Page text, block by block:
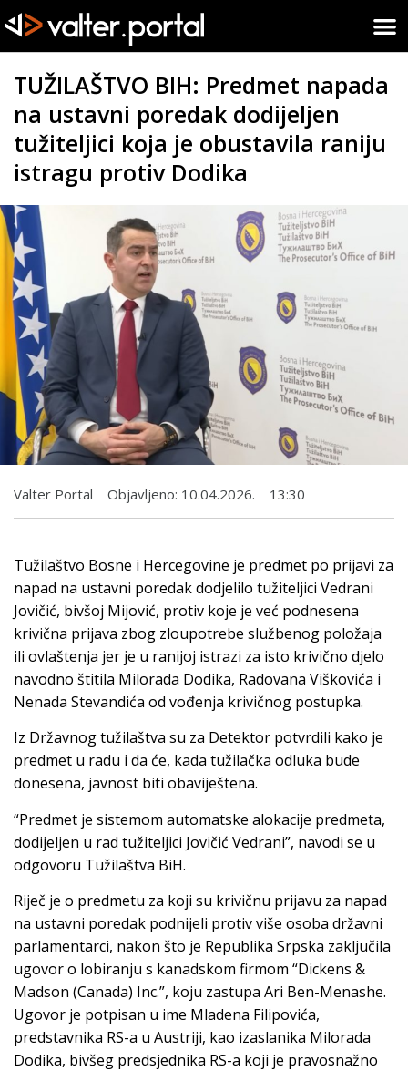
TUŽILAŠTVO BIH: Predmet napada
na ustavni poredak dodijeljen
tužiteljici koja je obustavila raniju
istragu protiv Dodika
Valter Portal Objavljeno: 10.04.2026. 13:30
Tužilaštvo Bosne i Hercegovine je predmet po prijavi za
napad na ustavni poredak dodjelilo tužiteljici Vedrani
Jovičić, bivšoj Mijović, protiv koje je već podnesena
krivična prijava zbog zloupotrebe službenog položaja
ili ovlaštenja jer je u ranijoj istrazi za isto krivično djelo
navodno štitila Milorada Dodika, Radovana Viškovića i
Nenada Stevandića od vođenja krivičnog postupka.
Iz Državnog tužilaštva su za Detektor potvrdili kako je
predmet u radu i da će, kada tužilačka odluka bude
donesena, javnost biti obaviještena.
“Predmet je sistemom automatske alokacije predmeta,
dodijeljen u rad tužiteljici Jovičić Vedrani”, navodi se u
odgovoru Tužilaštva BiH.
Riječ je o predmetu za koji su krivičnu prijavu za napad
na ustavni poredak podnijeli protiv više osoba državni
parlamentarci, nakon što je Republika Srpska zaključila
ugovor o lobiranju s kanadskom firmom “Dickens &
Madson (Canada) Inc.”, koju zastupa Ari Ben-Menashe.
Ugovor je potpisan u ime Mladena Filipovića,
predstavnika RS-a u Austriji, kao izaslanika Milorada
Dodika, bivšeg predsjednika RS-a koji je pravosnažno